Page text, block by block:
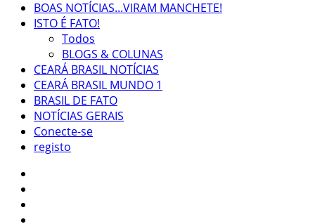
BOAS NOTÍCIAS...VIRAM MANCHETE!
ISTO É FATO!
Todos
BLOGS & COLUNAS
CEARÁ BRASIL NOTÍCIAS
CEARÁ BRASIL MUNDO 1
BRASIL DE FATO
NOTÍCIAS GERAIS
Conecte-se
registo